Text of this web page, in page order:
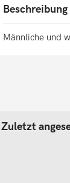
Beschreibung
Männliche und
Zuletzt